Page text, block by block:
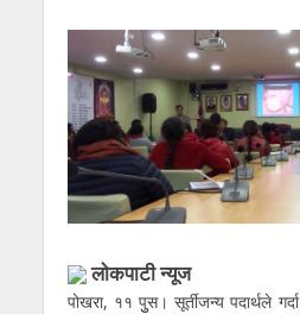
लाेकपाटी न्यूज
पोखरा, ११ पुुस। सूर्तीजन्य पदार्थले